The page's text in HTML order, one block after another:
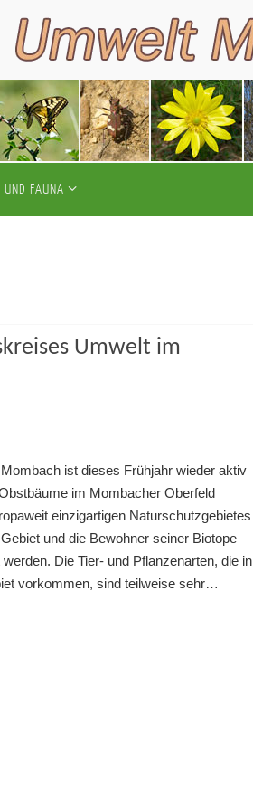
UND FAUNA
Umwelt im
ist dieses Frühjahr wieder aktiv
im Mombacher Oberfeld
einzigartigen Naturschutzgebietes
und die Bewohner seiner Biotope
Die Tier- und Pflanzenarten, die in
vorkommen, sind teilweise sehr…